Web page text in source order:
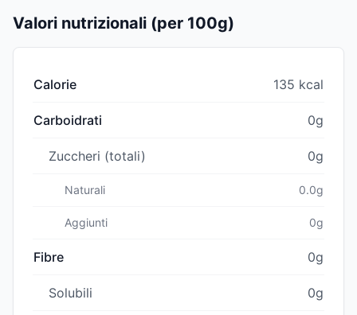
Valori nutrizionali (per 100g)
Calorie 135 kcal
Carboidrati 0g
Zuccheri (totali) 0g
Naturali 0.0g
Aggiunti 0g
Fibre 0g
Solubili 0g